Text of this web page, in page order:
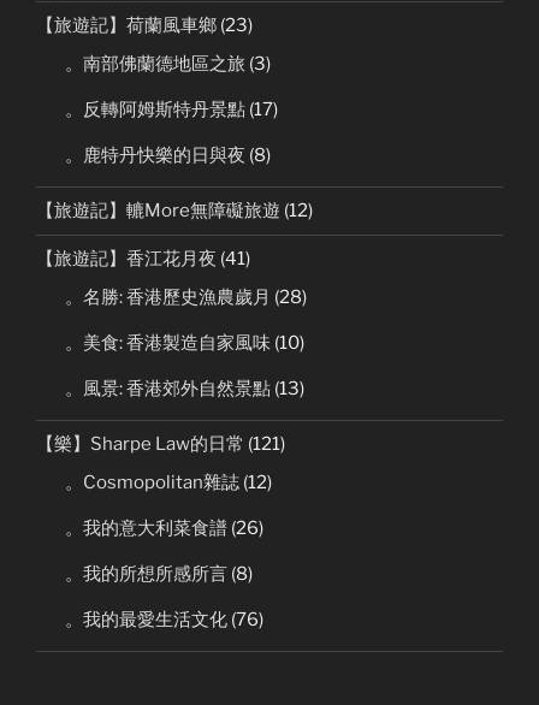
【旅遊記】荷蘭風車鄉 (23)
。南部佛蘭德地區之旅 (3)
。反轉阿姆斯特丹景點 (17)
。鹿特丹快樂的日與夜 (8)
【旅遊記】轆More無障礙旅遊 (12)
【旅遊記】香江花月夜 (41)
。名勝: 香港歷史漁農歲月 (28)
。美食: 香港製造自家風味 (10)
。風景: 香港郊外自然景點 (13)
【樂】Sharpe Law的日常 (121)
。Cosmopolitan雜誌 (12)
。我的意大利菜食譜 (26)
。我的所想所感所言 (8)
。我的最愛生活文化 (76)